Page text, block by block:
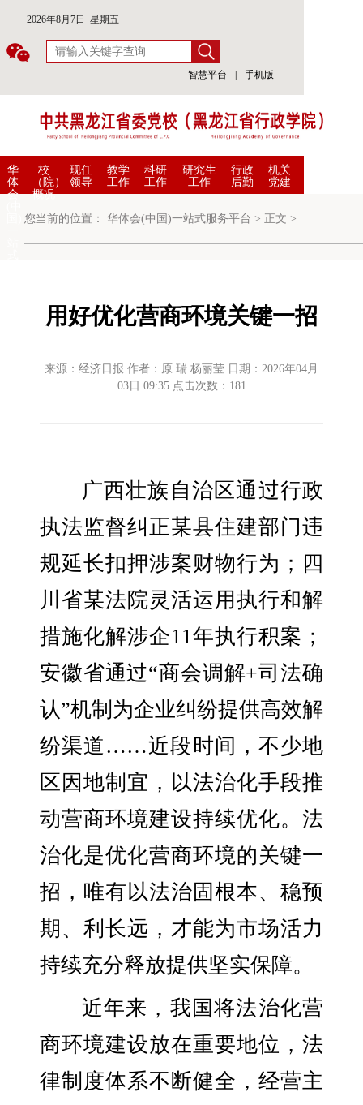
2026年8月7日 星期五
智慧平台 手机版
华
体
会
校
（院）
概况
现任
领导
教学
工作
科研
工作
研究生
工作
行政
后勤
机关
党建
您当前的位置： 华体会(中国)一站式服务平台 > 正文 >
用好优化营商环境关键一招
来源：经济日报 作者：原 瑞 杨丽莹 日期：2026年04月
03日 09:35 点击次数： 181
广西壮族自治区通过行政
执法监督纠正某县住建部门违
规延长扣押涉案财物行为；四
川省某法院灵活运用执行和解
措施化解涉企11年执行积案；
安徽省通过“商会调解+司法确
认”机制为企业纠纷提供高效解
纷渠道……近段时间，不少地
区因地制宜，以法治化手段推
动营商环境建设持续优化。法
治化是优化营商环境的关键一
招，唯有以法治固根本、稳预
期、利长远，才能为市场活力
持续充分释放提供坚实保障。
近年来，我国将法治化营
商环境建设放在重要地位，法
律制度体系不断健全，经营主